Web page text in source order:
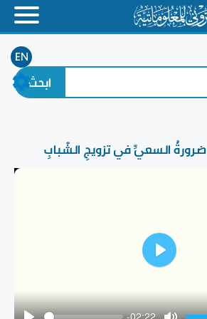
EN
ضرورةُ السعيِّ في تزويجِ الشّبابِ
-02:22
Play